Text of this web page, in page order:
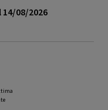
14/08/2026